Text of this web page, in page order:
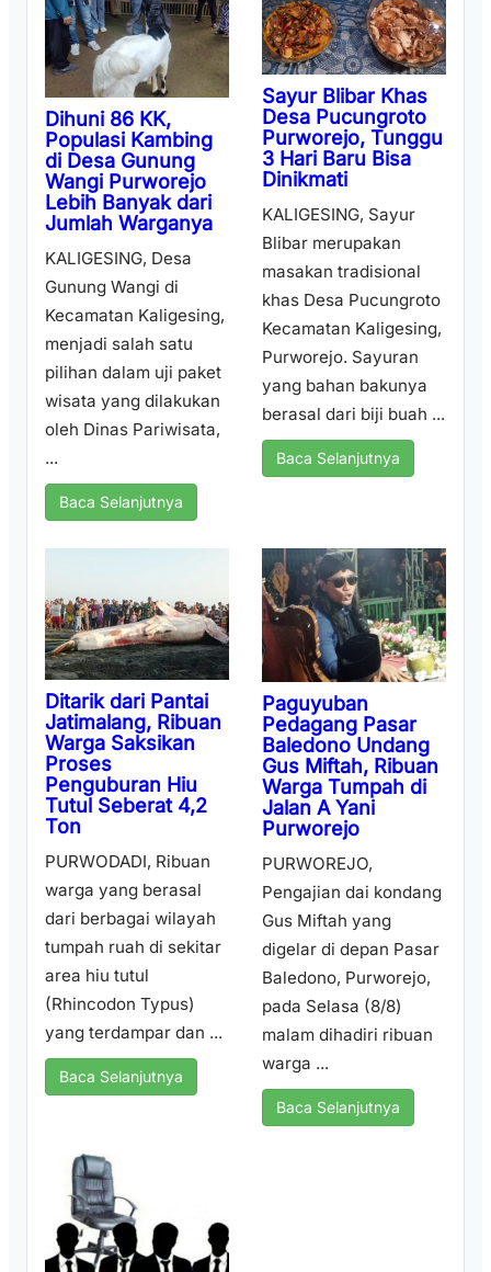
Dihuni 86 KK,
Populasi Kambing
di Desa Gunung
Wangi Purworejo
Lebih Banyak dari
Jumlah Warganya
KALIGESING, Desa
Gunung Wangi di
Kecamatan Kaligesing,
menjadi salah satu
pilihan dalam uji paket
wisata yang dilakukan
oleh Dinas Pariwisata,
...
Baca Selanjutnya
Sayur Blibar Khas
Desa Pucungroto
Purworejo, Tunggu
3 Hari Baru Bisa
Dinikmati
KALIGESING, Sayur
Blibar merupakan
masakan tradisional
khas Desa Pucungroto
Kecamatan Kaligesing,
Purworejo. Sayuran
yang bahan bakunya
berasal dari biji buah ...
Baca Selanjutnya
Ditarik dari Pantai
Jatimalang, Ribuan
Warga Saksikan
Proses
Penguburan Hiu
Tutul Seberat 4,2
Ton
PURWODADI, Ribuan
warga yang berasal
dari berbagai wilayah
tumpah ruah di sekitar
area hiu tutul
(Rhincodon Typus)
yang terdampar dan ...
Baca Selanjutnya
Paguyuban
Pedagang Pasar
Baledono Undang
Gus Miftah, Ribuan
Warga Tumpah di
Jalan A Yani
Purworejo
PURWOREJO,
Pengajian dai kondang
Gus Miftah yang
digelar di depan Pasar
Baledono, Purworejo,
pada Selasa (8/8)
malam dihadiri ribuan
warga ...
Baca Selanjutnya